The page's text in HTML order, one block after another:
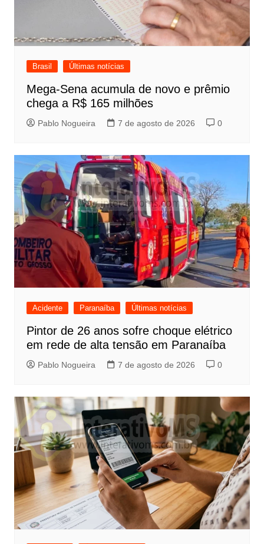
Brasil Últimas notícias
Mega-Sena acumula de novo e prêmio
chega a R$ 165 milhões
Pablo Nogueira 7 de agosto de 2026 0
Acidente Paranaíba Últimas notícias
Pintor de 26 anos sofre choque elétrico
em rede de alta tensão em Paranaíba
Pablo Nogueira 7 de agosto de 2026 0